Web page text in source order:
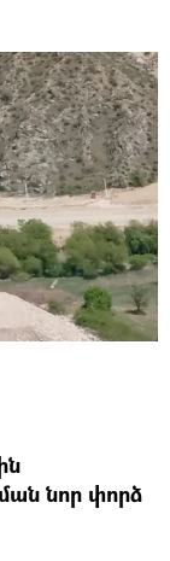
նոր փորձ